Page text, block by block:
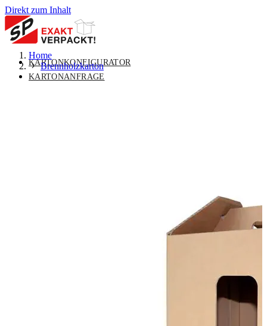
Direkt zum Inhalt
KARTONKONFIGURATOR
KARTONANFRAGE
Home
Brennholzkarton